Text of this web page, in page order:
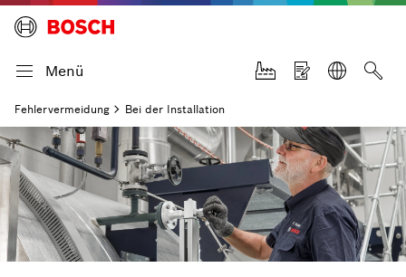
Menü
Fehlervermeidung Bei der Installation